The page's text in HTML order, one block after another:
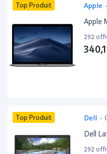
Top Produit Apple -
Apple
292
Top Produit Dell -
Dell
292